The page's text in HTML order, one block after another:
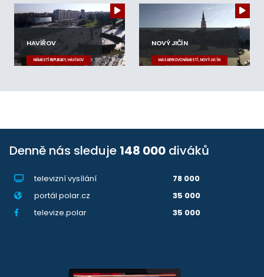
HAVÍŘOV
NÁMĚSTÍ REPUBLIKY, HAVÍŘOV
NOVÝ JIČÍN
MASARYKOVO NÁMĚSTÍ, NOVÝ JIČÍN
Denně nás sleduje 148 000 diváků
televizní vysílání
78 000
portál polar.cz
35 000
televize.polar
35 000